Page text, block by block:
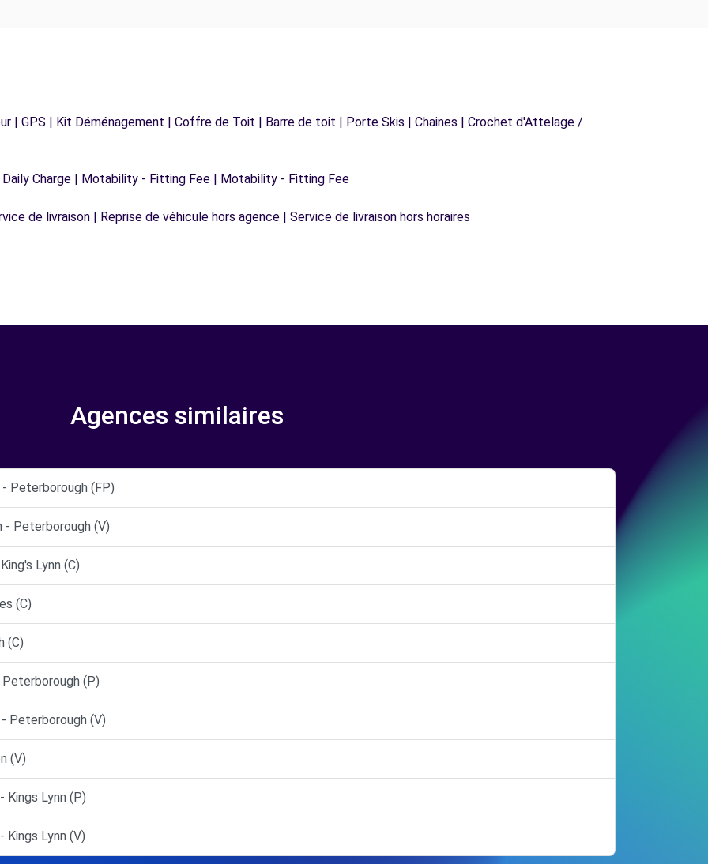
| GPS | Kit Déménagement | Coffre de Toit | Barre de toit | Porte Skis | Chaines | Crochet d'Attelage /
Charge | Motability - Fitting Fee | Motability - Fitting Fee
de livraison | Reprise de véhicule hors agence | Service de livraison hors horaires
Agences similaires
- Peterborough (FP)
Peterborough (V)
Lynn (C)
(C)
(C)
(P)
Peterborough (V)
(V)
Kings Lynn (P)
Kings Lynn (V)